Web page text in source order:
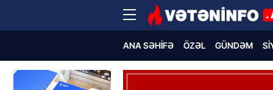
ANA SƏHIFƏ ÖZƏL GÜNDƏM